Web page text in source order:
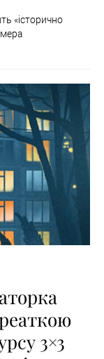
«історично
3×3